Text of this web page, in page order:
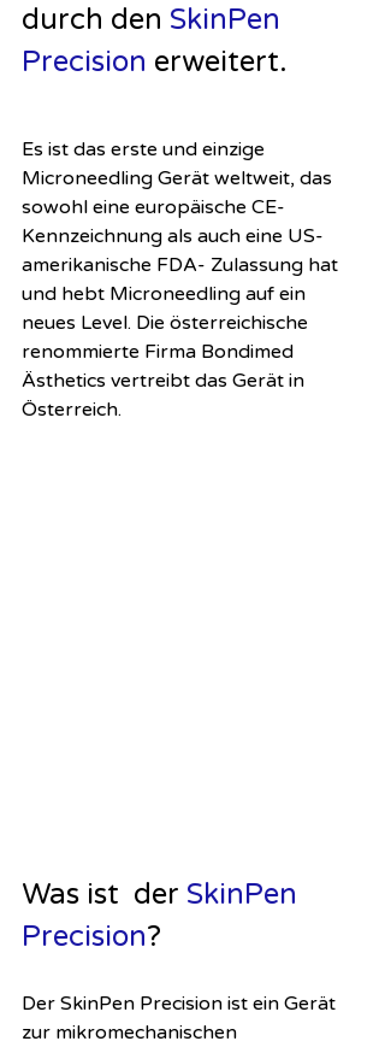
durch den SkinPen
Precision erweitert.
Es ist das erste und einzige
Microneedling Gerät weltweit, das
sowohl eine europäische CE-
Kennzeichnung als auch eine US-
amerikanische FDA- Zulassung hat
und hebt Microneedling auf ein
neues Level. Die österreichische
renommierte Firma Bondimed
Ästhetics vertreibt das Gerät in
Österreich.
Was ist  der SkinPen
Precision?
Der SkinPen Precision ist ein Gerät
zur mikromechanischen